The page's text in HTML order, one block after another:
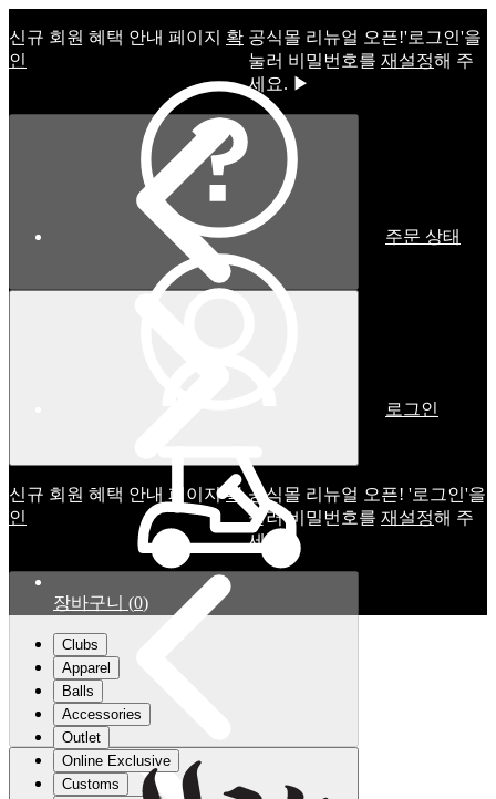
신규 회원 혜택 안내 페이지 확
인
공식몰 리뉴얼 오픈!ㅤ'로그인'을
눌러 비밀번호를 재설정해 주
세요. ▶
신규 회원 혜택 안내 페이지확
인
공식몰 리뉴얼 오픈! '로그인'을
눌러 비밀번호를 재설정해 주
세요.
주문 상태
로그인
장바구니 (0)
Clubs
Apparel
Balls
Accessories
Outlet
Online Exclusive
Customs